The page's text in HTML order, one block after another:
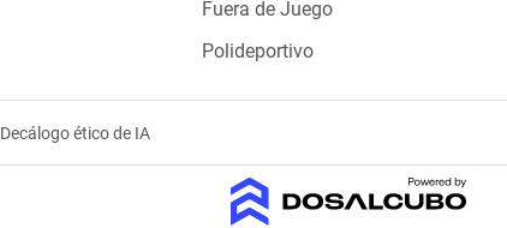
Fuera de Juego
Polideportivo
Decálogo ético de IA